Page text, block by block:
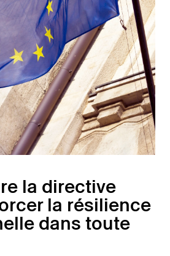
la directive
la résilience
dans toute